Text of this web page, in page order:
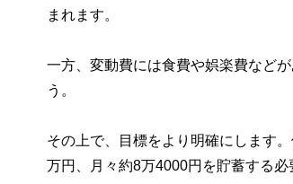
まれます。
一方、変動費には食費や娯楽費など
う。
その上で、目標をより明確にします
万円、月々約8万4000円を貯蓄する必